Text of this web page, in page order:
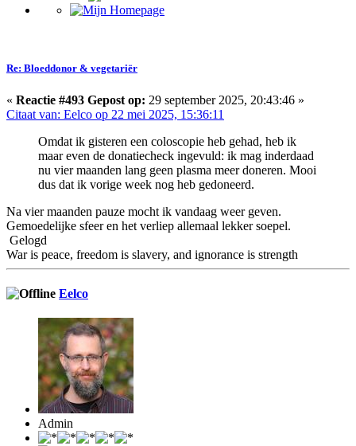
Re: Bloeddonor & vegetariër
« Reactie #493 Gepost op: 29 september 2025, 20:43:46 »
Citaat van: Eelco op 22 mei 2025, 15:36:11
Omdat ik gisteren een coloscopie heb gehad, heb ik
maar even de donatiecheck ingevuld: ik mag inderdaad
nu vier maanden lang geen plasma meer doneren. Mooi
dus dat ik vorige week nog heb gedoneerd.
Na vier maanden pauze mocht ik vandaag weer geven.
Gemoedelijke sfeer en het verliep allemaal lekker soepel.
Gelogd
War is peace, freedom is slavery, and ignorance is strength
Eelco
Admin